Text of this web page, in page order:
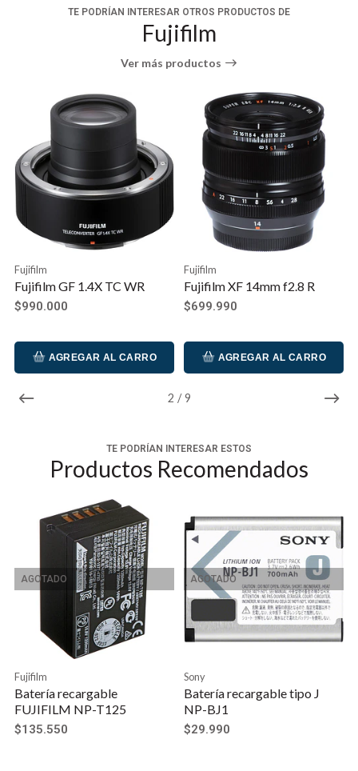
TE PODRÍAN INTERESAR OTROS PRODUCTOS DE
Fujifilm
Ver más productos
2 / 9
Fujifilm
Fujifilm GF 1.4X TC WR
$990.000
AGREGAR AL CARRO
Fujifilm
Fujifilm XF 14mm f2.8 R
$699.990
AGREGAR AL CARRO
TE PODRÍAN INTERESAR ESTOS
Productos Recomendados
AGOTADO
Fujifilm
Batería recargable
FUJIFILM NP-T125
$135.550
AGOTADO
Sony
Batería recargable tipo J
NP-BJ1
$29.990